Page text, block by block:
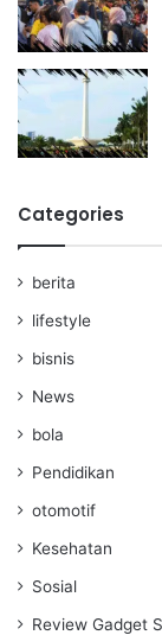
Categories
berita
lifestyle
bisnis
News
bola
Pendidikan
otomotif
Kesehatan
Sosial
Review Gadget